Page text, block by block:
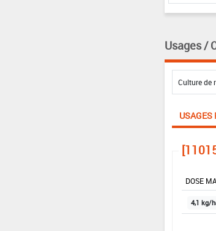
Usages /
USAGES
DOSE
4,1 kg/